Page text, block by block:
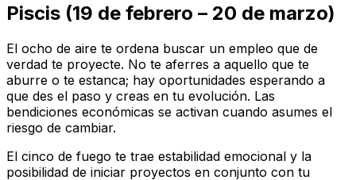
Piscis (19 de febrero – 20 de marzo)
El ocho de aire te ordena buscar un empleo que de
verdad te proyecte. No te aferres a aquello que te
aburre o te estanca; hay oportunidades esperando a
que des el paso y creas en tu evolución. Las
bendiciones económicas se activan cuando asumes el
riesgo de cambiar.
El cinco de fuego te trae estabilidad emocional y la
posibilidad de iniciar proyectos en conjunto con tu